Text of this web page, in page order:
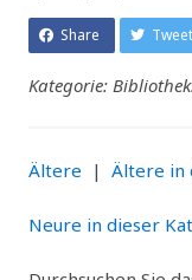
Share Tweet
Kategorie:
Ältere | Ältere in
Neure in dieser